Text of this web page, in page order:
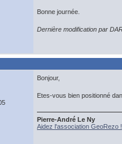
Bonne journée.
Dernière modification par
Bonjour,
Etes-vous bien positionné
Pierre-André Le Ny
Aidez l'association GeoRezo !